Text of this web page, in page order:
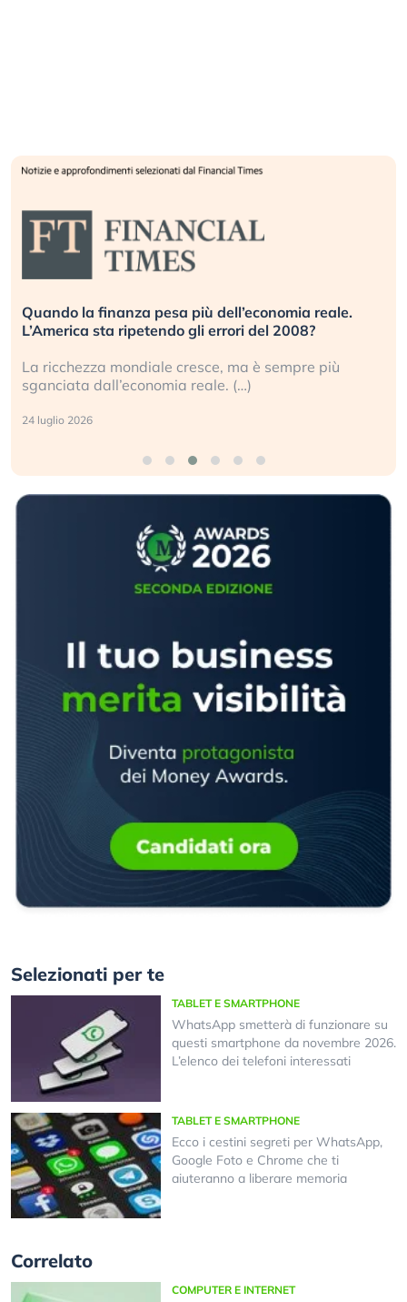
Quando la finanza pesa più dell’economia reale.
L’America sta ripetendo gli errori del 2008?
La ricchezza mondiale cresce, ma è sempre più
sganciata dall’economia reale. (…)
24 luglio 2026
Selezionati per te
TABLET E SMARTPHONE
WhatsApp smetterà di funzionare su
questi smartphone da novembre 2026.
L’elenco dei telefoni interessati
TABLET E SMARTPHONE
Ecco i cestini segreti per WhatsApp,
Google Foto e Chrome che ti
aiuteranno a liberare memoria
Correlato
COMPUTER E INTERNET